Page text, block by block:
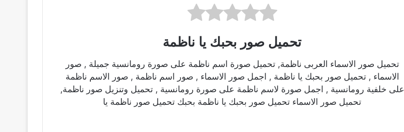
تحميل صور بحبك يا ناظمة
تحميل صور الاسماء العربى ناظمة, تحميل صورة اسم ناظمة على صورة رومانسية جميلة , صور
الاسماء , تحميل صور بحبك يا ناظمة , اجمل صور الاسماء , صور اسم ناظمة , صور الاسم ناظمة
على خلفية رومانسية , اجمل صورة لاسم ناظمة على صورة رومانسية , تحميل وتنزيل صور ناظمة,
تحميل صور الاسماء تحميل صور بحبك يا ناظمة بحبك تحميل صور ناظمة يا